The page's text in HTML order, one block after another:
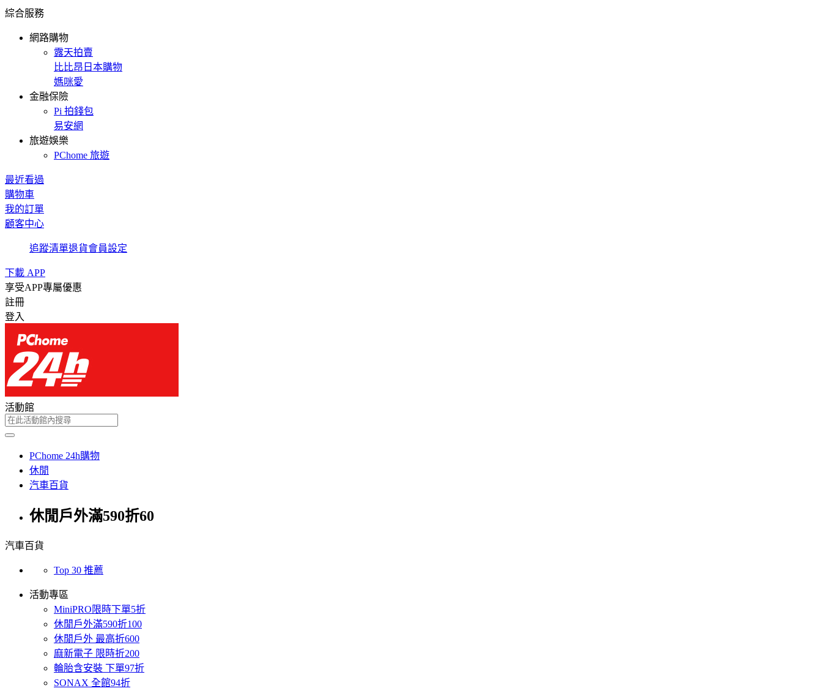
綜合服務
網路購物
露天拍賣
比比昂日本購物
媽咪愛
金融保險
Pi 拍錢包
易安網
旅遊娛樂
PChome 旅遊
最近看過
購物車
我的訂單
顧客中心
追蹤清單退貨會員設定
下載 APP
享受APP專屬優惠
註冊
登入
活動館
PChome 24h購物
休閒
汽車百貨
休閒戶外滿590折60
汽車百貨
Top 30 推薦
活動專區
MiniPRO限時下單5折
休閒戶外滿590折100
休閒戶外 最高折600
麻新電子 限時折200
輪胎含安裝 下單97折
SONAX 全館94折